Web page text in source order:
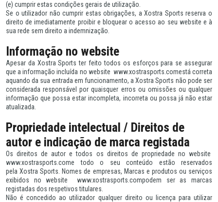
(e) cumprir estas condições gerais de utilização.
Se o utilizador não cumprir estas obrigações, a Xostra Sports reserva o
direito de imediatamente proibir e bloquear o acesso ao seu website e à
sua rede sem direito a indemnização.
Informação no website
Apesar da Xostra Sports ter feito todos os esforços para se assegurar
que a informação incluída no website www.xostrasports.comestá correta
aquando da sua entrada em funcionamento, a Xostra Sports não pode ser
considerada responsável por quaisquer erros ou omissões ou qualquer
informação que possa estar incompleta, incorreta ou possa já não estar
atualizada.
Propriedade intelectual / Direitos de
autor e indicação de marca registada
Os direitos de autor e todos os direitos de propriedade no website
www.xostrasports.come todo o seu conteúdo estão reservados
pela Xostra Sports. Nomes de empresas, Marcas e produtos ou serviços
exibidos no website www.xostrasports.compodem ser as marcas
registadas dos respetivos titulares.
Não é concedido ao utilizador qualquer direito ou licença para utilizar